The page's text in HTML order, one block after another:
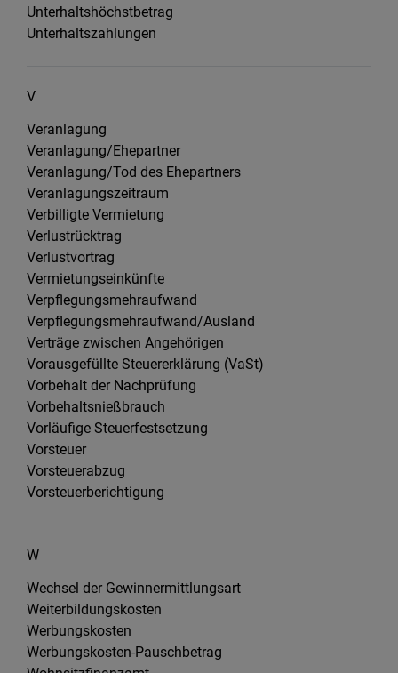
Unterhaltshöchstbetrag
Unterhaltszahlungen
V
Veranlagung
Veranlagung/Ehepartner
Veranlagung/Tod des Ehepartners
Veranlagungszeitraum
Verbilligte Vermietung
Verlustrücktrag
Verlustvortrag
Vermietungseinkünfte
Verpflegungsmehraufwand
Verpflegungsmehraufwand/Ausland
Verträge zwischen Angehörigen
Vorausgefüllte Steuererklärung (VaSt)
Vorbehalt der Nachprüfung
Vorbehaltsnießbrauch
Vorläufige Steuerfestsetzung
Vorsteuer
Vorsteuerabzug
Vorsteuerberichtigung
W
Wechsel der Gewinnermittlungsart
Weiterbildungskosten
Werbungskosten
Werbungskosten-Pauschbetrag